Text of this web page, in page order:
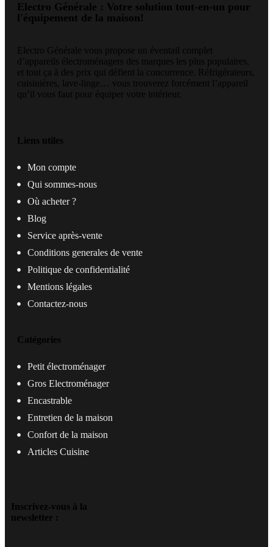
Electro Générale : Votre solution tout-en-un pour
l'équipement de la maison!
Electro Générale vous propose un éventail complet
d’appareils électroménagers des marques les plus populaires,
et tout ça à des prix qui défient la concurrence. Réfrigérateurs,
cuisinières, lave-linge… vous trouverez forcément l’appareil
qu’il vous faut pour équiper votre intérieur.
Liens utiles
Mon compte
Qui sommes-nous
Où acheter ?
Blog
Service après-vente
Conditions generales de vente
Politique de confidentialité
Mentions légales
Contactez-nous
Catégories
Petit électroménager
Gros Electroménager
Encastrable
Entretien de la maison
Confort de la maison
Articles Cuisine
Inscrivez-vous à la
newsletter :